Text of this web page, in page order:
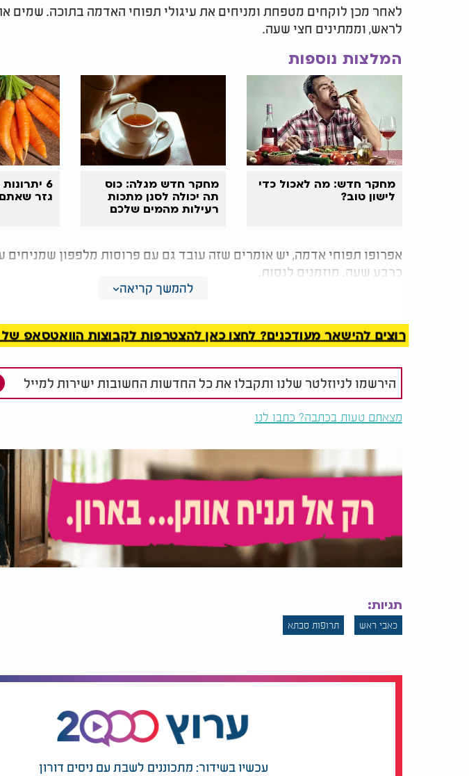
לאחר מכן לוקחים מטפחת ומניחים את עיגולי תפוחי האדמה בתוכה.
לראש, וממתינים חצי שעה.
המלצות נוספות
מחקר חדש: מה לאכול כדי
לישון טוב?
מחקר חדש מגלה: כוס
תה יכולה לסנן מתכות
רעילות מהמים שלכם
6
גזר שאתם
אפרופו תפוחי אדמה, יש אומרים שזה עובד גם עם פרוסות מלפפון
כרבע שעה. מוזמנים לנסות.
להכנת השמן הזה תצטרכו להרתיח 300 גרם עלי נענע בליטר שמן
מכניסים את התערובת לבקבוק עם פקק, ושומרים אותו במקום קריר ויבש
שבועות. לאחר מכן, אפשר להשתמש בשמן שנוצר.
השיטה השלישית: הפעלת לחץ על הראש
על עוצמת כאבי הראש ולהעביר אותה תוך כמה דקות. הבעייתיות של הפעולה
לחזור עליה הרבה פעמים עד שהיא באמת פועלת.
להמשך קריאה
רוצים להישאר מעודכנים? לחצו כאן להצטרפות לקבוצות הוואטסאפ של ערוץ
הירשמו לניוזלטר שלנו ותקבלו את כל החדשות החשובות ישירות למייל
מצאתם טעות בכתבה? כתבו לנו
תגיות:
כאבי ראש תרופות סבתא
עכשיו בשידור: מתכוננים לשבת עם ניסים דורון